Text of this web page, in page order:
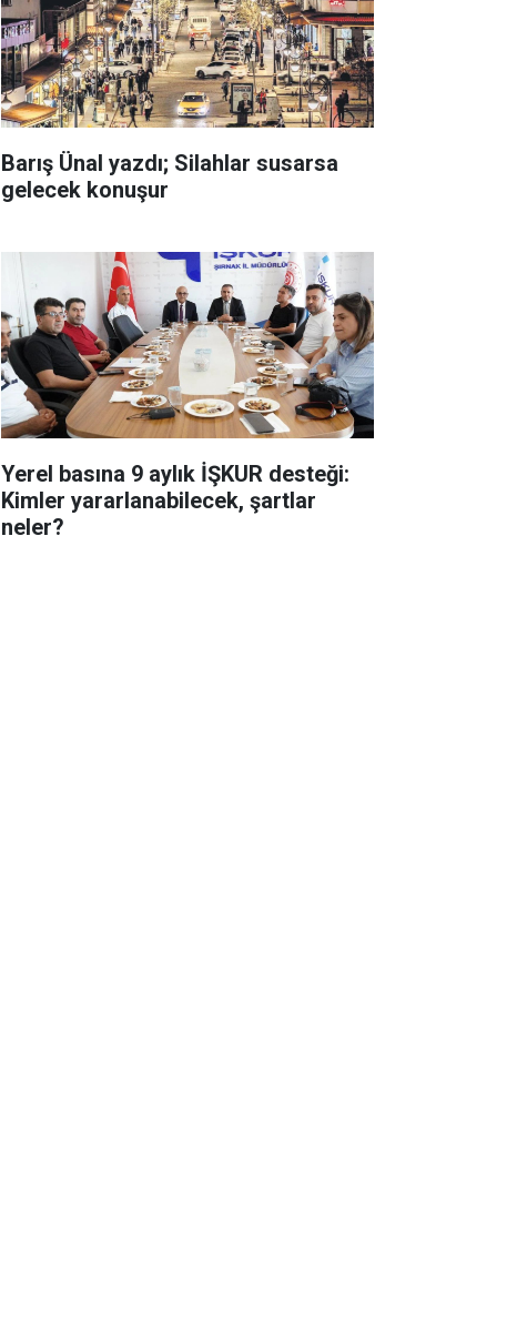
Barış Ünal yazdı; Silahlar susarsa
gelecek konuşur
Yerel basına 9 aylık İŞKUR desteği:
Kimler yararlanabilecek, şartlar
neler?